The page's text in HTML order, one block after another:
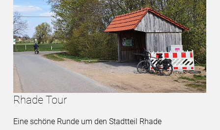
Rhade Tour
Eine schöne Runde um den Stadtteil Rhade